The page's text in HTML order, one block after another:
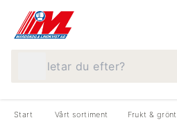
Start Vårt sortiment Frukt & grönt